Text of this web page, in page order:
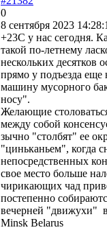
0
8 сентября 2023
+23C у нас сегодня.
такой по-летнему
нескольких
прямо у подъезда еще
машину мусорного
Желающие
между собой
зычно "столбят" ее
"циньканьем", когда
непосредственных
свое место больше
чирикающих чад
постепенно
вечерней "движухи"
Minsk Belarus